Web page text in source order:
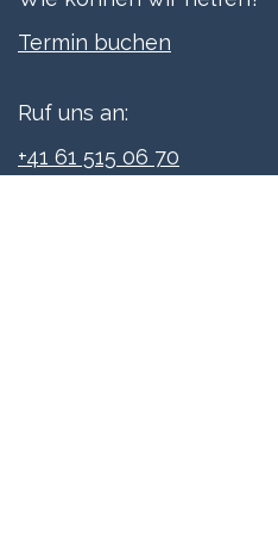
Termi​n buchen
Ruf uns an:
+41 61 515 06 70